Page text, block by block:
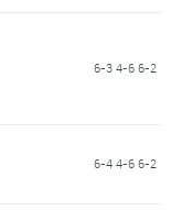
6-3 4-6 6-2
6-4 4-6 6-2